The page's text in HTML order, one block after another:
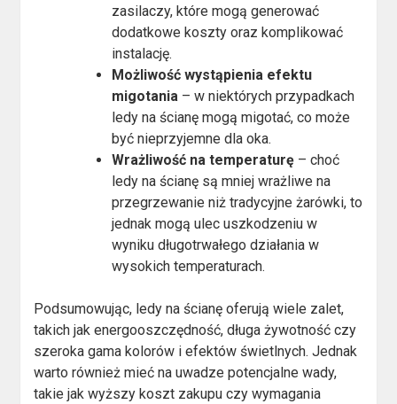
zasilaczy, które mogą generować
dodatkowe koszty oraz komplikować
instalację.
Możliwość wystąpienia efektu
migotania – w niektórych przypadkach
ledy na ścianę mogą migotać, co może
być nieprzyjemne dla oka.
Wrażliwość na temperaturę – choć
ledy na ścianę są mniej wrażliwe na
przegrzewanie niż tradycyjne żarówki, to
jednak mogą ulec uszkodzeniu w
wyniku długotrwałego działania w
wysokich temperaturach.
Podsumowując, ledy na ścianę oferują wiele zalet,
takich jak energooszczędność, długa żywotność czy
szeroka gama kolorów i efektów świetlnych. Jednak
warto również mieć na uwadze potencjalne wady,
takie jak wyższy koszt zakupu czy wymagania